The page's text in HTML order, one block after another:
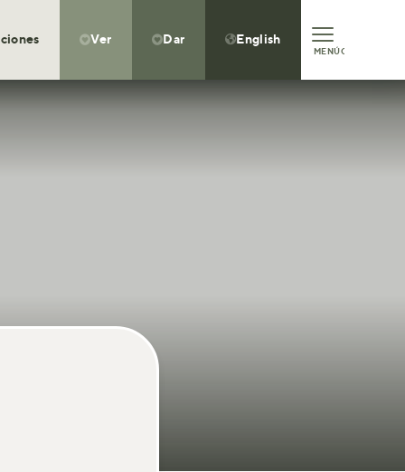
Ver  Dar  English
MENÚCLOSE